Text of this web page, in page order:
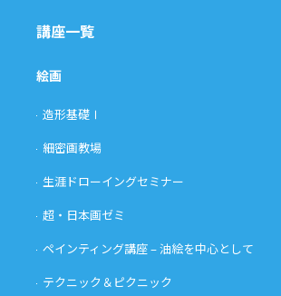
講座一覧
絵画
造形基礎Ⅰ
細密画教場
生涯ドローイングセミナー
超・日本画ゼミ
ペインティング講座 – 油絵を中心として
テクニック＆ピクニック